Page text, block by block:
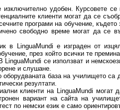
изключително удобен. Курсовете
клиенти могат да се
програми на обучение,
свободно време могат да се
в LinguaMundi е изграден от
през който всички те
се използват и
и слушане.
база на училището са
резултати.
клиенти на LinguaMundi могат
вариант на сайта на
по немски език е само